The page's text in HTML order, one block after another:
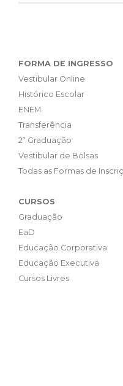
FORMA DE INGRESSO
Vestibular Online
Histórico Escolar
ENEM
Transferência
2ª Graduação
Vestibular de Bolsas
Todas as Formas de
CURSOS
Graduação
EaD
Educação Corporativa
Educação Executiva
Cursos Livres